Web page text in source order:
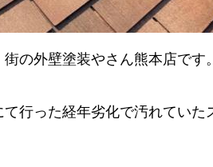
の外壁塗装やさん熊本店です。
行った経年劣化で汚れていた